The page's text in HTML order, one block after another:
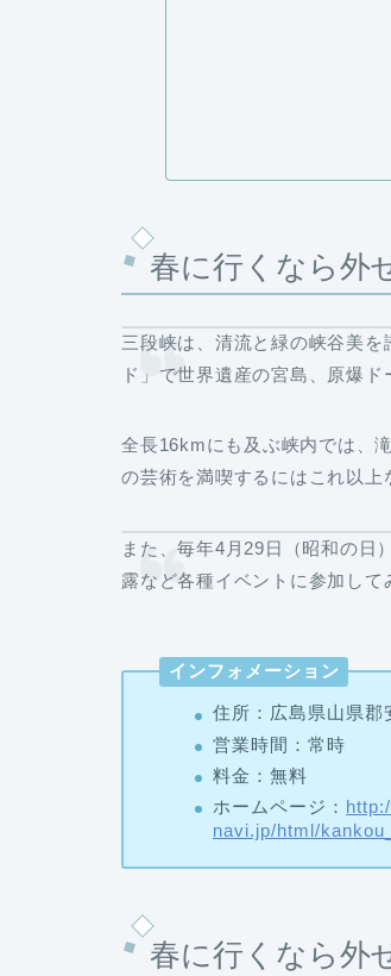
春に行くなら外
三段峡は、清流と緑の峡谷美
ド」で世界遺産の宮島、原爆
全長16kmにも及ぶ峡内では、
の芸術を満喫するにはこれ以上
また、毎年4月29日（昭和の日
露など各種イベントに参加して
インフォメーション
住所：広島県山県郡
営業時間：常時
料金：無料
ホームページ：
navi.jp/html/
春に行くなら外